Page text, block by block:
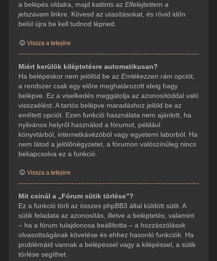
a belépés oldalra, majd kattints az Elfelejtettem a
jelszavam linkre. Kövesd az utasításokat, és rövid időn
belül újra be kell tudnod lépned.
Vissza a tetejére
Miért kerülök kiléptetésre automatikusan?
Ha belépéskor nem jelölöd be az Emlékezzen rám opciót,
a rendszer csak egy előre meghatározott ideig hagy
belépve. Ez a viselkedés meggátolja az azonosítóddal való
visszaélést. A tartós belépve maradáshoz jelöld be az
említett opciót. Ezen funkció használata nem ajánlott, ha
nyilvános helyről használod a fórumot, például
könyvtárból, internetkávézóból vagy egyetemi laborból. Ha
nem látod a jelölőnégyzetet, a fórumon valószínűleg nincs
bekapcsolva ez a funkció.
Vissza a tetejére
Mit csinál a „Fórum sütik törlése”?
Ez a funkció törli az összes phpBB3 által küldött sütit. A
sütik feladata az azonosítás, illetve a beléptetés, valamint
– ha a fórum tulajdonosa beállította – a hozzászólások
olvasottságának követése és ehhez hasonló funkciók. Ha
problémáid vannak a belépéssel vagy a kilépéssel, a sütik
törlése segíthet.